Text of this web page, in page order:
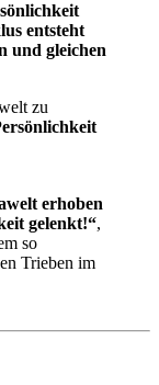
entsteht
und gleichen
zu
erhoben
gelenkt!“,
so
Trieben im